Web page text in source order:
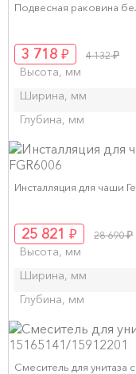
Подвесная раковина
3 718 ₽ 4 132₽
Высота, мм
Ширина, мм
Глубина, мм
Инсталляция для чаши
25 821 ₽ 28 690₽
Высота, мм
Ширина, мм
Глубина, мм
Смеситель для